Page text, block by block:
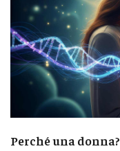
Perché una donna?